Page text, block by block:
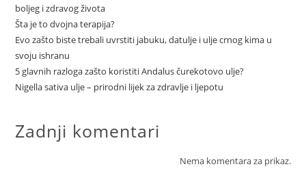
boljeg i zdravog života
Šta je to dvojna terapija?
Evo zašto biste trebali uvrstiti jabuku, datulje i ulje crnog kima u
svoju ishranu
5 glavnih razloga zašto koristiti Andalus čurekotovo ulje?
Nigella sativa ulje – prirodni lijek za zdravlje i ljepotu
Zadnji komentari
Nema komentara za prikaz.